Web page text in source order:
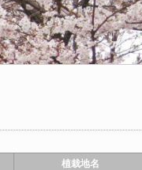
植栽地名